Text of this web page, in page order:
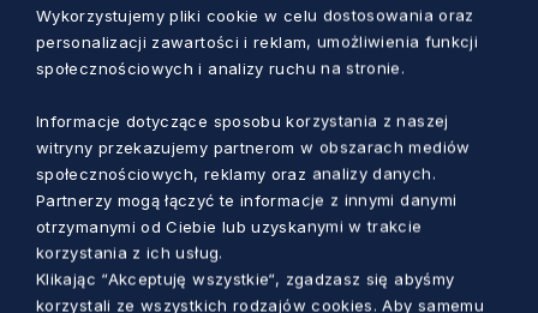
Szczegółowe informacje oraz pomoc
weryfikacyjną można również uzyskać
bezpośrednio w Wojewódzkim Urzędzie Pracy
w Gdańsku,
Podwale Przedmiejskie 30, 80-824 Gdańsk, tel
58 32 61 816 oraz 58 32 61 819.
www.wup.gdansk.pl.
Wykorzystujemy pliki cookie w celu dostosowania oraz
personalizacji zawartości i reklam, umożliwienia funkcji
społecznościowych i analizy ruchu na stronie.
Informacje dotyczące sposobu korzystania z naszej
witryny przekazujemy partnerom w obszarach mediów
społecznościowych, reklamy oraz analizy danych.
Partnerzy mogą łączyć te informacje z innymi danymi
otrzymanymi od Ciebie lub uzyskanymi w trakcie
korzystania z ich usług.
Klikając “Akceptuję wszystkie“, zgadzasz się abyśmy
korzystali ze wszystkich rodzajów cookies. Aby samemu